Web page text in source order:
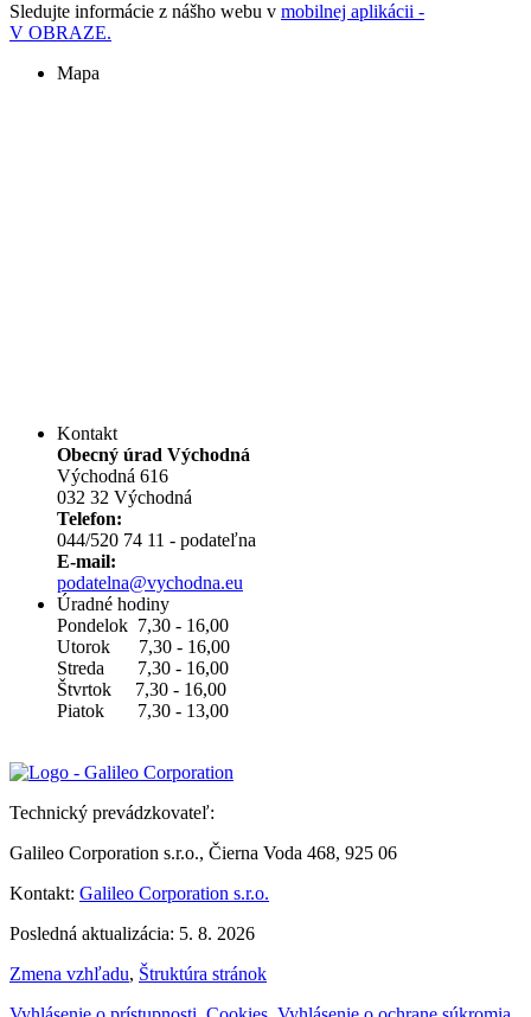
Sledujte informácie z nášho webu v mobilnej aplikácii -
V OBRAZE.
Mapa
Kontakt
Obecný úrad Východná
Východná 616
032 32 Východná
Telefon:
044/520 74 11 - podateľna
E-mail:
podatelna@vychodna.eu
Úradné hodiny
Pondelok 7,30 - 16,00
Utorok 7,30 - 16,00
Streda 7,30 - 16,00
Štvrtok 7,30 - 16,00
Piatok 7,30 - 13,00
Technický prevádzkovateľ:
Galileo Corporation s.r.o., Čierna Voda 468, 925 06
Kontakt: Galileo Corporation s.r.o.
Posledná aktualizácia: 5. 8. 2026
Zmena vzhľadu, Štruktúra stránok